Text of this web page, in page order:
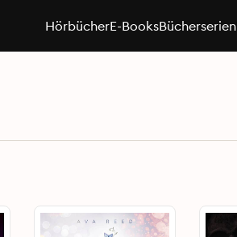
HörbücherE-BooksBücherserien